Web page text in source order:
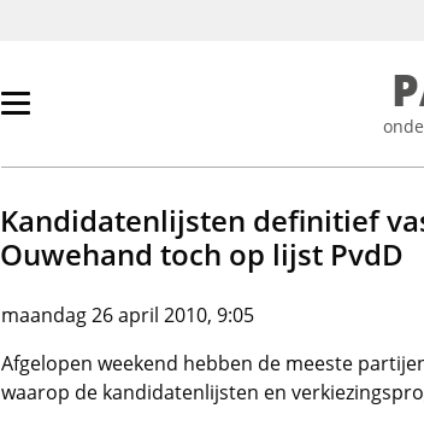
Primair
tonen/verbergen
Kandidatenlijsten definitief
Ouwehand toch op lijst PvdD
maandag 26 april 2010, 9:05
Afgelopen weekend hebben de meeste
waarop de kandidatenlijsten en